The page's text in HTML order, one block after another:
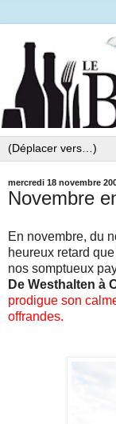
mercredi 18 novembre
Novembre
En novembre, du
heureux retard
nos somptueux
De Westhalten à
prodigue son
offrandes.